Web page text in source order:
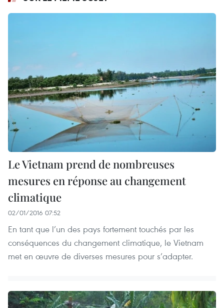
Le Vietnam prend de nombreuses
mesures en réponse au changement
climatique
02/01/2016 07:52
En tant que l’un des pays fortement touchés par les
conséquences du changement climatique, le Vietnam
met en œuvre de diverses mesures pour s’adapter.